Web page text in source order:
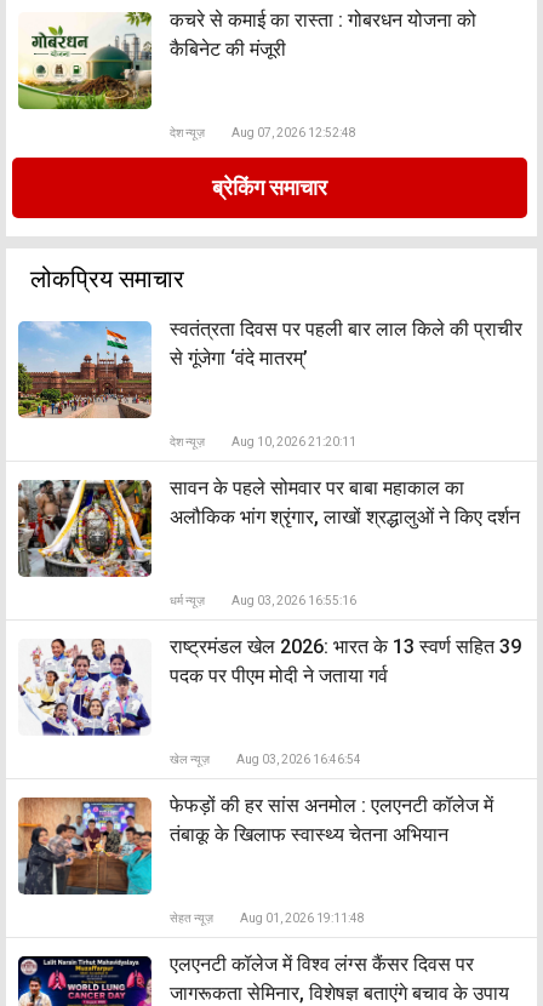
कचरे से कमाई का रास्ता : गोबरधन योजना को
कैबिनेट की मंजूरी
देश न्यूज़ Aug 07, 2026 12:52:48
ब्रेकिंग समाचार
लोकप्रिय समाचार
स्वतंत्रता दिवस पर पहली बार लाल किले की प्राचीर
से गूंजेगा ‘वंदे मातरम्’
देश न्यूज़ Aug 10, 2026 21:20:11
सावन के पहले सोमवार पर बाबा महाकाल का
अलौकिक भांग श्रृंगार, लाखों श्रद्धालुओं ने किए दर्शन
धर्म न्यूज़ Aug 03, 2026 16:55:16
राष्ट्रमंडल खेल 2026: भारत के 13 स्वर्ण सहित 39
पदक पर पीएम मोदी ने जताया गर्व
खेल न्यूज़ Aug 03, 2026 16:46:54
फेफड़ों की हर सांस अनमोल : एलएनटी कॉलेज में
तंबाकू के खिलाफ स्वास्थ्य चेतना अभियान
सेहत न्यूज़ Aug 01, 2026 19:11:48
एलएनटी कॉलेज में विश्व लंग्स कैंसर दिवस पर
जागरूकता सेमिनार, विशेषज्ञ बताएंगे बचाव के उपाय